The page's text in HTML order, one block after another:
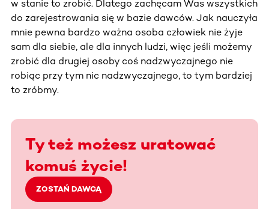
w stanie to zrobić. Dlatego zachęcam Was wszystkich
do zarejestrowania się w bazie dawców. Jak nauczyła
mnie pewna bardzo ważna osoba człowiek nie żyje
sam dla siebie, ale dla innych ludzi, więc jeśli możemy
zrobić dla drugiej osoby coś nadzwyczajnego nie
robiąc przy tym nic nadzwyczajnego, to tym bardziej
to zróbmy.
Ty też możesz uratować
komuś życie!
ZOSTAŃ DAWCĄ